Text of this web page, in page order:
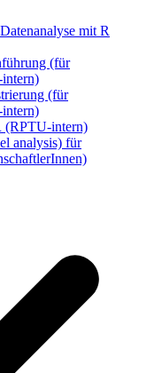
mit R
(für
(für
(RPTU-intern)
analysis) für